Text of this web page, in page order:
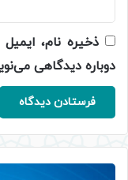
ذخیره نام،
دوباره دیدگاهی